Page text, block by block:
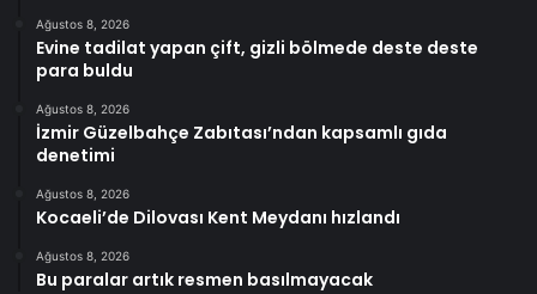
Ağustos 8, 2026
Evine tadilat yapan çift, gizli bölmede deste deste
para buldu
Ağustos 8, 2026
İzmir Güzelbahçe Zabıtası’ndan kapsamlı gıda
denetimi
Ağustos 8, 2026
Kocaeli’de Dilovası Kent Meydanı hızlandı
Ağustos 8, 2026
Bu paralar artık resmen basılmayacak